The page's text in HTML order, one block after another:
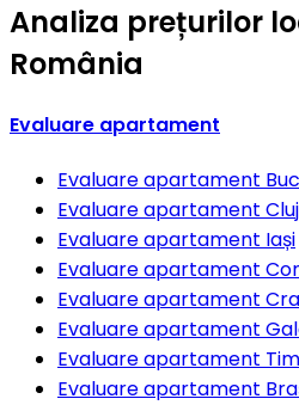
Analiza prețurilor
România
Evaluare apartament
Evaluare apartament
Evaluare apartament
Evaluare apartament Iași
Evaluare apartament
Evaluare apartament
Evaluare apartament
Evaluare apartament
Evaluare apartament